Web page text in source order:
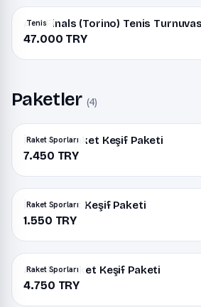
Tenis
ATP Finals (Torino) Tenis
47.000 TRY
Paketler (4)
Raket Sporları
İstanbul Raket Keşif Paketi
7.450 TRY
Raket Sporları
İzmir Raket Keşif Paketi
1.550 TRY
Raket Sporları
Antalya Raket Keşif Paketi
4.750 TRY